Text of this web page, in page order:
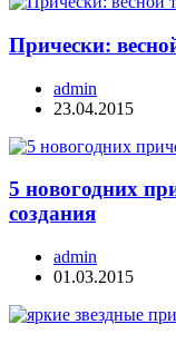
Прически:
admin
23.04.2015
5 новогодних
создания
admin
01.03.2015